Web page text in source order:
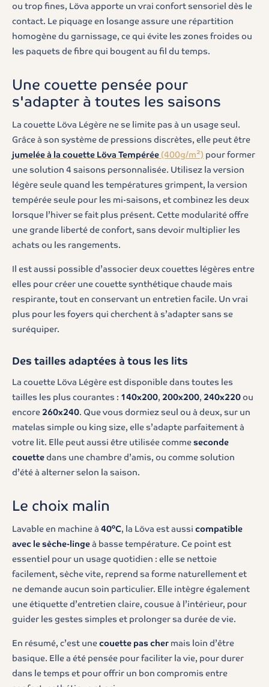
ou trop fines, Löva apporte un vrai confort sensoriel dès le
contact. Le piquage en losange assure une répartition
homogène du garnissage, ce qui évite les zones froides ou
les paquets de fibre qui bougent au fil du temps.
Une couette pensée pour
s'adapter à toutes les saisons
La couette Löva Légère ne se limite pas à un usage seul.
Grâce à son système de pressions discrètes, elle peut être
jumelée à la couette Löva Tempérée(400g/m²) pour former
une solution 4 saisons personnalisée. Utilisez la version
légère seule quand les températures grimpent, la version
tempérée seule pour les mi-saisons, et combinez les deux
lorsque l’hiver se fait plus présent. Cette modularité offre
une grande liberté de confort, sans devoir multiplier les
achats ou les rangements.
Il est aussi possible d’associer deux couettes légères entre
elles pour créer une couette synthétique chaude mais
respirante, tout en conservant un entretien facile. Un vrai
plus pour les foyers qui cherchent à s’adapter sans se
suréquiper.
Des tailles adaptées à tous les lits
La couette Löva Légère est disponible dans toutes les
tailles les plus courantes : 140x200, 200x200, 240x220ou
encore 260x240. Que vous dormiez seul ou à deux, sur un
matelas simple ou king size, elle s’adapte parfaitement à
votre lit. Elle peut aussi être utilisée commeseconde
couettedans une chambre d’amis, ou comme solution
d’été à alterner selon la saison.
Le choix malin
Lavable en machine à 40°C, la Löva est aussi compatible
avec le sèche-lingeà basse température. Ce point est
essentiel pour un usage quotidien : elle se nettoie
facilement, sèche vite, reprend sa forme naturellement et
ne demande aucun soin particulier. Elle intègre également
une étiquette d’entretien claire, cousue à l’intérieur, pour
guider les gestes simples et prolonger sa durée de vie.
En résumé, c’est unecouette pas chermais loin d’être
basique. Elle a été pensée pour faciliter la vie, pour durer
dans le temps et pour offrir un bon compromis entre